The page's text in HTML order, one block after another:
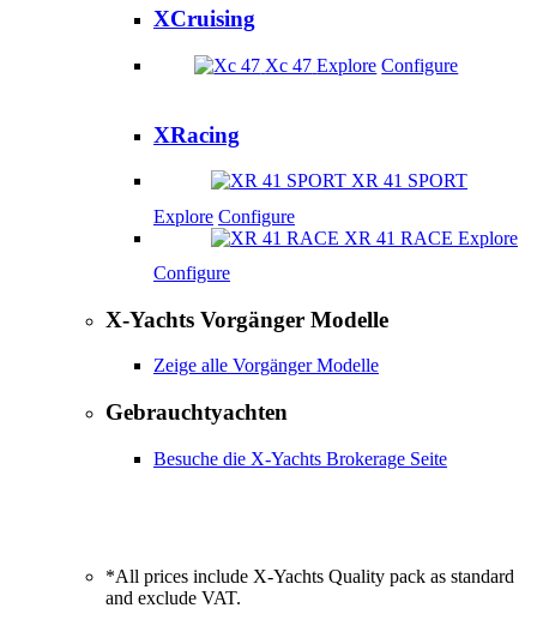
XCruising
Xc 47 Explore Configure
XRacing
XR 41 SPORT
Explore Configure
XR 41 RACE Explore
Configure
X-Yachts Vorgänger Modelle
Zeige alle Vorgänger Modelle
Gebrauchtyachten
Besuche die X-Yachts Brokerage Seite
*All prices include X-Yachts Quality pack as standard
and exclude VAT.